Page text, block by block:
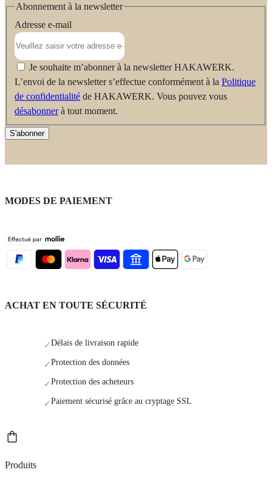
Abonnement à la newsletter
Adresse e-mail
Je souhaite m’abonner à la newsletter HAKAWERK.
L’envoi de la newsletter s’effectue conformément à la Politique
de confidentialité de HAKAWERK. Vous pouvez vous
désabonnerà tout moment.
S'abonner
MODES DE PAIEMENT
ACHAT EN TOUTE SÉCURITÉ
✓Délais de livraison rapide
✓Protection des données
✓Protection des acheteurs
✓Paiement sécurisé grâce au cryptage SSL
Produits